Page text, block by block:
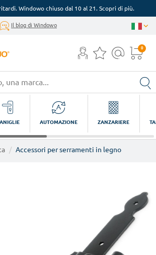
Windowo chiuso dal 10 al 21. Scopri di più.
Il blog di Windowo
0
AUTOMAZIONE ZANZARIERE
Accessori per serramenti in legno